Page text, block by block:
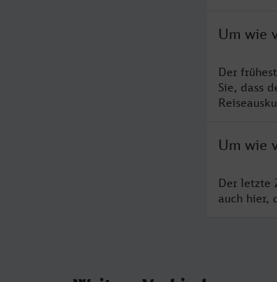
Um wie
Der
Sie, dass
Um wie
Der letzte
auch hier,